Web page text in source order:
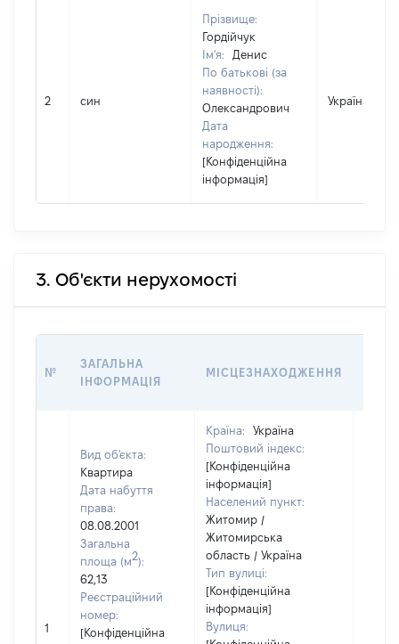
2 син
Прізвище:
Гордійчук
Ім'я:
Денис
По батькові (за
наявності):
Олександрович
Дата
народження:
[Конфіденційна
інформація]
Україна
3. Об'єкти нерухомості
№
ЗАГАЛЬНА
ІНФОРМАЦІЯ
МІСЦЕЗНАХОДЖЕННЯ
1
Вид об'єкта:
Квартира
Дата набуття
права:
08.08.2001
Загальна
площа (м2):
62,13
Реєстраційний
номер:
[Конфіденційна
Країна:
Україна
Поштовий індекс:
[Конфіденційна
інформація]
Населений пункт:
Житомир /
Житомирська
область / Україна
Тип вулиці:
[Конфіденційна
інформація]
Вулиця: